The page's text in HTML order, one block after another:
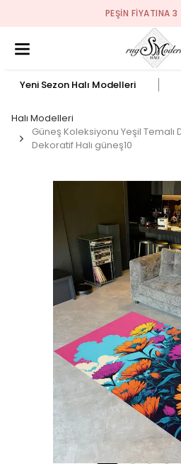
PEŞIN FIYATINA
Yeni Sezon Halı Modelleri
Halı Modelleri
Güneş Koleksiyonu Yeşil
Dekoratif Halı güneş10